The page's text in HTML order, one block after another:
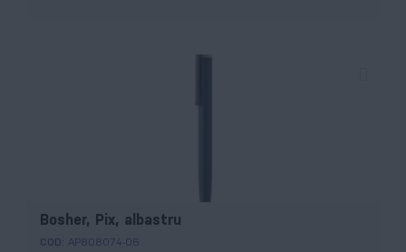
Bosher, Pix, albastru
COD: AP808074-06